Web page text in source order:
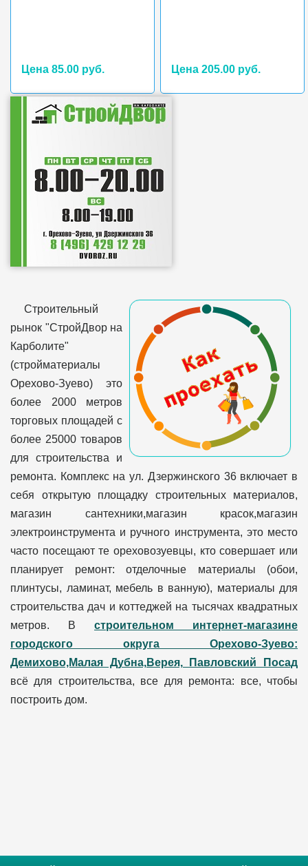
Цена 85.00 руб. Цена 205.00 руб.
Строительный
рынок "СтройДвор на
Карболите"
(стройматериалы
Орехово-Зуево) это
более 2000 метров
торговых площадей с
более 25000 товаров
для строительства и
ремонта. Комплекс на ул. Дзержинского 36 включает в
себя открытую площадку строительных материалов,
магазин сантехники,магазин красок,магазин
электроинструмента и ручного инструмента, это место
часто посещают те ореховозуевцы, кто совершает или
планирует ремонт: отделочные материалы (обои,
плинтусы, ламинат, мебель в ванную), материалы для
строительства дач и коттеджей на тысячах квадратных
метров. В строительном интернет-магазине
городского округа Орехово-Зуево:
Демихово,Малая Дубна,Верея, Павловский Посад
всё для строительства, все для ремонта: все, чтобы
построить дом.